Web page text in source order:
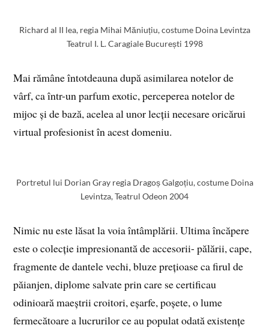
Richard al II lea, regia Mihai Măniuțiu, costume Doina Levintza
Teatrul I. L. Caragiale București 1998
Mai rămâne întotdeauna după asimilarea notelor de
vârf, ca într-un parfum exotic, perceperea notelor de
mijoc și de bază, acelea al unor lecții necesare oricărui
virtual profesionist în acest domeniu.
Portretul lui Dorian Gray regia Dragoș Galgoțiu, costume Doina
Levintza, Teatrul Odeon 2004
Nimic nu este lăsat la voia întâmplării. Ultima încăpere
este o colecție impresionantă de accesorii- pălării, cape,
fragmente de dantele vechi, bluze prețioase ca firul de
păianjen, diplome salvate prin care se certificau
odinioară maeștrii croitori, eșarfe, poșete, o lume
fermecătoare a lucrurilor ce au populat odată existențe